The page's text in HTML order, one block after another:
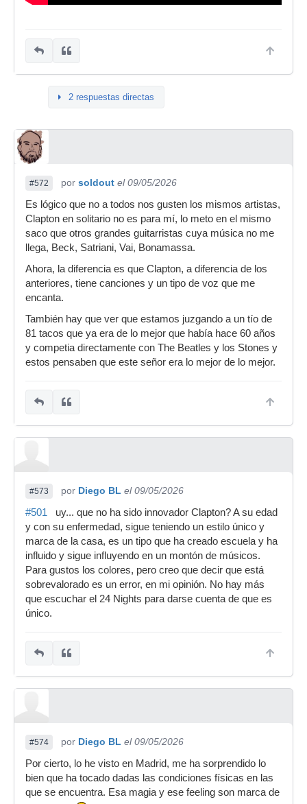
2 respuestas directas
#572 por soldout el 09/05/2026
Es lógico que no a todos nos gusten los mismos artistas,
Clapton en solitario no es para mí, lo meto en el mismo
saco que otros grandes guitarristas cuya música no me
llega, Beck, Satriani, Vai, Bonamassa.
Ahora, la diferencia es que Clapton, a diferencia de los
anteriores, tiene canciones y un tipo de voz que me
encanta.
También hay que ver que estamos juzgando a un tío de
81 tacos que ya era de lo mejor que había hace 60 años
y competia directamente con The Beatles y los Stones y
estos pensaben que este señor era lo mejor de lo mejor.
#573 por Diego BL el 09/05/2026
#501 uy... que no ha sido innovador Clapton? A su edad
y con su enfermedad, sigue teniendo un estilo único y
marca de la casa, es un tipo que ha creado escuela y ha
influido y sigue influyendo en un montón de músicos.
Para gustos los colores, pero creo que decir que está
sobrevalorado es un error, en mi opinión. No hay más
que escuchar el 24 Nights para darse cuenta de que es
único.
#574 por Diego BL el 09/05/2026
Por cierto, lo he visto en Madrid, me ha sorprendido lo
bien que ha tocado dadas las condiciones físicas en las
que se encuentra. Esa magia y ese feeling son marca de